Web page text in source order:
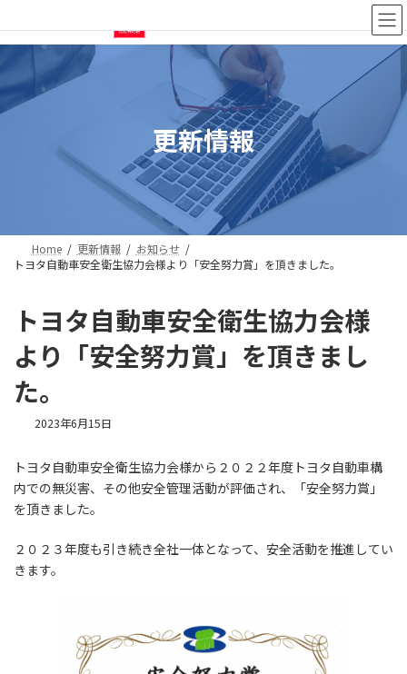
ン
テ
ツ
ス
ビ
ゲ
シ
ン
更新情報
Home 更新情報
お知らせ
トヨタ自動車安全衛生協力会様より「安全努力賞」を頂きました。
トヨタ自動車安全衛生協力会様
より「安全努力賞」を頂きまし
た。
2023年6月15日
トヨタ自動車安全衛生協力会様から２０２２年度トヨタ自動車構
内での無災害、その他安全管理活動が評価され、「安全努力賞」
を頂きました。
２０２３年度も引き続き全社一体となって、安全活動を推進してい
きます。